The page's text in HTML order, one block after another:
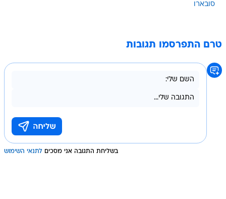
סובארו
טרם התפרסמו תגובות
בשליחת התגובה אני מסכים לתנאי השימוש